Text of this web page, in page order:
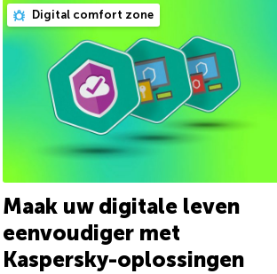
Digital comfort zone
Maak uw digitale leven
eenvoudiger met
Kaspersky-oplossingen